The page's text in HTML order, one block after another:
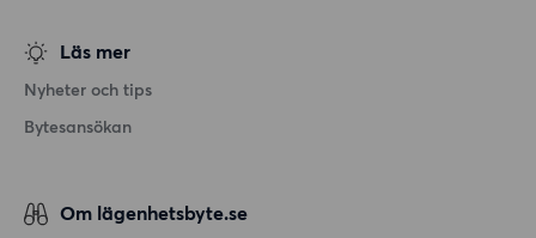
Läs mer
Nyheter och tips
Bytesansökan
Om lägenhetsbyte.se